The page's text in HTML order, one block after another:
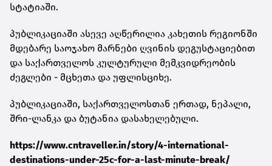
სტატიაში.
პუბლიკაციაში ასევე აღწერილია კახეთის რეგიონში
მდებარე საოჯახო მარნები ღვინის დეგუსტაციებით
და საქართველოს კულტურული მემკვიდრეობის
ძეგლები - მცხეთა და უფლისციხე.
პუბლიკაციაში, საქართველოსთან ერთად, ნეპალი,
შრი-ლანკა და ბუტანია დასახელებული.
https://www.cntraveller.in/story/4-international-
destinations-under-25c-for-a-last-minute-break/